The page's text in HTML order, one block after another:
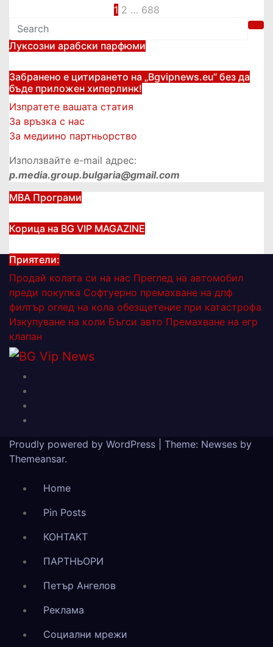
Разделяне
на
публикациите
на
страници
1 2 … 688
Луксозни арабски парфюми
Забранено е цитирането на „Bgvipnews.eu“ без да
бъде приложен хиперлинк!
Изпратете вашата статия
За връзка с нас
За медиино партньорство
Използвайте e-mail адрес:
p.media.group.bulgaria@gmail.com
МВА Програми
Корица на BG VIP MAGAZINE
Приятели:
Продай колата си на нас Преглед на автомобил
преди покупка Софтуерно премахване на дпф
филтър оглед на кола обезщетение при катастрофа
Изкупуване на коли Бъгси авто Премахване на егр
клапан
Proudly powered by WordPress
Theme: Newses by
Themeansar.
Home
Pin Posts
КОНТАКТ
ПАРТНЬОРИ
Петър Ангелов
Реклама
Социални мрежи